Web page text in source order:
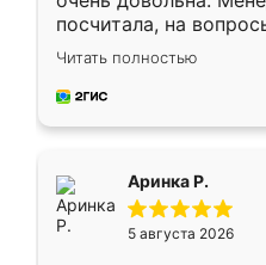
посчитала, на
Замерщик приехал в
делу со всей
за день, ребята
Читать полностью
Аринка Р.
5 августа 2026